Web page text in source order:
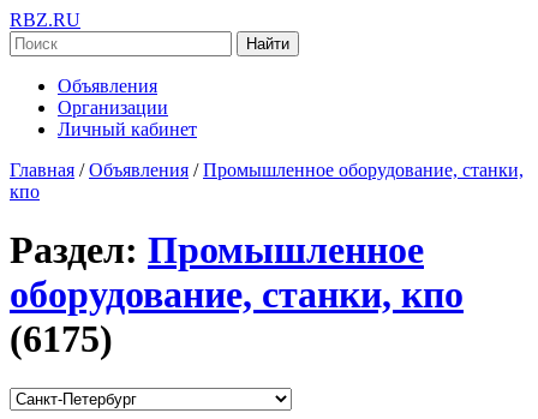
RBZ.RU
Найти
Объявления
Организации
Личный кабинет
Главная / Объявления / Промышленное оборудование, станки,
кпо
Раздел: Промышленное
оборудование, станки, кпо
(6175)